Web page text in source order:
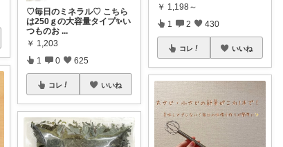
♡毎日のミネラル♡ こちら
は250ｇの大容量タイプ✨い
つものお ...
￥ 1,203
1 0 625
コレ いいね
￥ 1,198～
1 2 430
コレ いいね